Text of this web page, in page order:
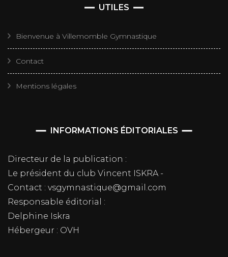
UTILES
Bienvenue à Villemomble Gymnastique
Contact
Mentions légales
INFORMATIONS ÉDITORIALES
Directeur de la publication :
Le président du club Vincent ISKRA -
Contact : vsgymnastique@gmail.com
Responsable éditorial :
Delphine Iskra
Hébergeur : OVH